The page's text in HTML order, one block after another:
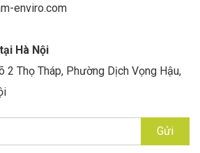
enviro.com
Hà Nội
2 Thọ Tháp, Phường Dịch Vọng Hậu,
Gửi